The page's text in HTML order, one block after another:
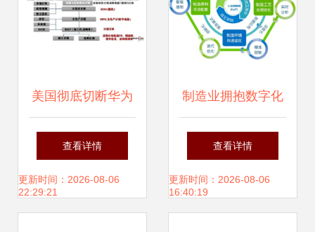
美国彻底切断华为
芯片供应链,什么是
供应链管理 为什么
查看详情
更新时间：2026-08-06
22:29:21
制造业拥抱数字化
未来 “灯塔工厂”引
领产业转型，供应
查看详情
更新时间：2026-08-06
16:40:19